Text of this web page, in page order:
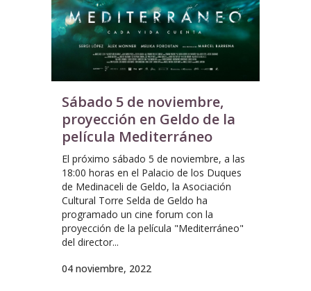
Sábado 5 de noviembre,
proyección en Geldo de la
película Mediterráneo
El próximo sábado 5 de noviembre, a las
18:00 horas en el Palacio de los Duques
de Medinaceli de Geldo, la Asociación
Cultural Torre Selda de Geldo ha
programado un cine forum con la
proyección de la película "Mediterráneo"
del director...
04 noviembre, 2022